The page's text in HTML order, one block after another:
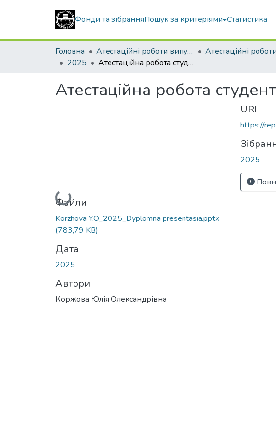
Фонди та зібранняПошук за критеріями Статистика
Головна Атестаційні роботи випускників
2025
Атестаційна робота студентки Коржової Юлії Олександрівни
Атестаційна робота
Вантажиться...
Файли
Korzhova Y.O_2025_Dyplomna presentasia.pptx
(783,79 KB)
Дата
2025
Автори
Коржова Юлія Олександрівна
URI
https://
2025